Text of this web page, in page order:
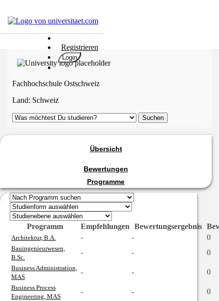
Registrieren
Login
Hochschulen
Karriere
Populär
Rate
&
Win
Fachhochschule Ostschweiz
Land: Schweiz
Übersicht
Bewertungen
Programme
Programm Empfehlungen Bewertungsergebnis
Architektur, B.A. - - 0
Bauingenieurwesen,
B.Sc.
- - 0
Business Administration,
MAS
- - 0
Business Process
Engineering, MAS
- - 0